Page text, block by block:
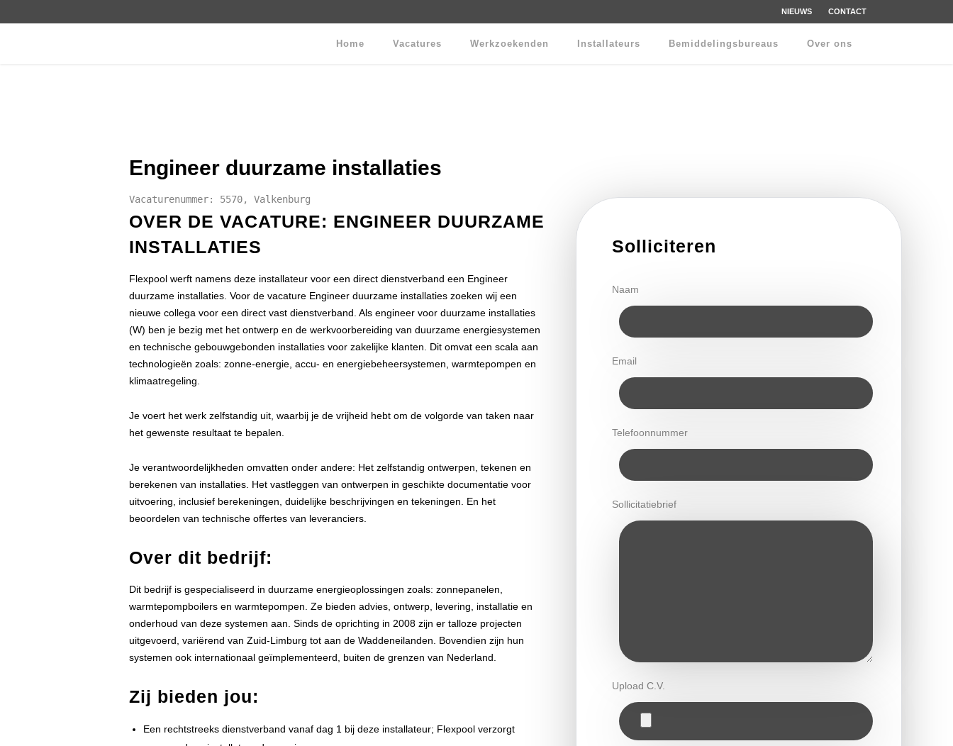
NIEUWS CONTACT
Home Vacatures Werkzoekenden Installateurs Bemiddelingsbureaus Over ons
Engineer duurzame installaties
Vacaturenummer: 5570, Valkenburg
OVER DE VACATURE: ENGINEER DUURZAME
INSTALLATIES
Flexpool werft namens deze installateur voor een direct dienstverband een Engineer
duurzame installaties. Voor de vacature Engineer duurzame installaties zoeken wij een
nieuwe collega voor een direct vast dienstverband. Als engineer voor duurzame installaties
(W) ben je bezig met het ontwerp en de werkvoorbereiding van duurzame energiesystemen
en technische gebouwgebonden installaties voor zakelijke klanten. Dit omvat een scala aan
technologieën zoals: zonne-energie, accu- en energiebeheersystemen, warmtepompen en
klimaatregeling.
Je voert het werk zelfstandig uit, waarbij je de vrijheid hebt om de volgorde van taken naar
het gewenste resultaat te bepalen.
Je verantwoordelijkheden omvatten onder andere: Het zelfstandig ontwerpen, tekenen en
berekenen van installaties. Het vastleggen van ontwerpen in geschikte documentatie voor
uitvoering, inclusief berekeningen, duidelijke beschrijvingen en tekeningen. En het
beoordelen van technische offertes van leveranciers.
Over dit bedrijf:
Dit bedrijf is gespecialiseerd in duurzame energieoplossingen zoals: zonnepanelen,
warmtepompboilers en warmtepompen. Ze bieden advies, ontwerp, levering, installatie en
onderhoud van deze systemen aan. Sinds de oprichting in 2008 zijn er talloze projecten
uitgevoerd, variërend van Zuid-Limburg tot aan de Waddeneilanden. Bovendien zijn hun
systemen ook internationaal geïmplementeerd, buiten de grenzen van Nederland.
Zij bieden jou:
Een rechtstreeks dienstverband vanaf dag 1 bij deze installateur; Flexpool verzorgt
Solliciteren
Naam
Email
Telefoonnummer
Sollicitatiebrief
Upload C.V.